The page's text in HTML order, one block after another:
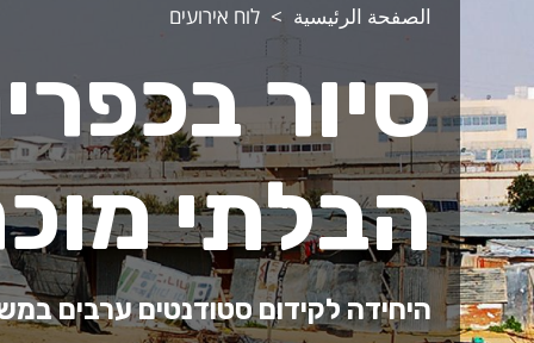
الصفحة الرئيسية לוח אירועים
סיור
הבלתי
היחידה לקידום סטודנטים ערבים